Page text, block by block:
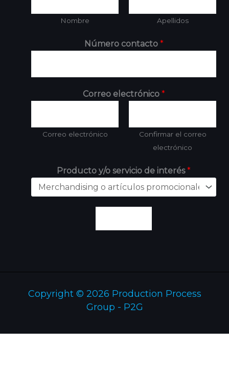
Nombre Apellidos
Número contacto *
Correo electrónico *
Correo electrónico
Confirmar el correo
electrónico
Producto y/o servicio de interés*
Copyright © 2026 Production Process
Group - P2G